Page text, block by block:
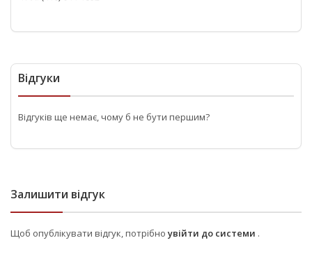
Відгуки
Відгуків ще немає, чому б не бути першим?
Залишити відгук
Щоб опублікувати відгук, потрібно увійти до системи .